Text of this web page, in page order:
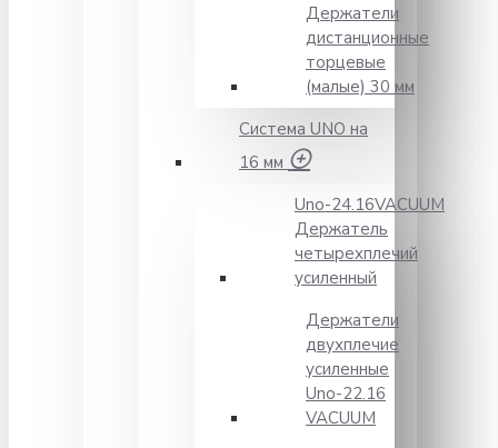
Держатели
дистанционные
торцевые
(малые) 30 мм
Система UNO на
16 мм
Unо-24.16VACUUM
Держатель
четырехплечий
усиленный
Держатели
двухплечие
усиленные
Unо-22.16
VACUUM